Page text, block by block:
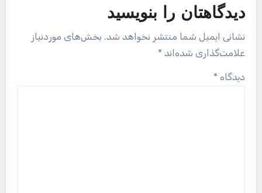
دیدگاهتان را بنویسید
نشانی ایمیل شما منتشر نخواهد شد. بخش‌های موردنیاز
علامت‌گذاری شده‌اند *
دیدگاه *